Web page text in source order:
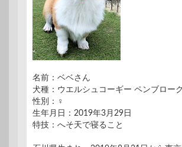
名前：ベベさん
犬種：ウエルシュコーギー ペンブローク
性別：♀
生年月日：2019年3月29日
特技：へそ天で寝ること